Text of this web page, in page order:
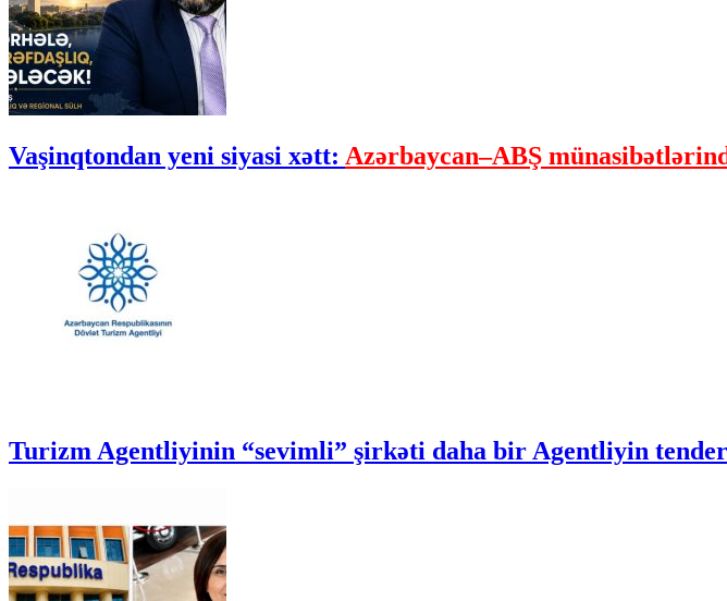
Vaşinqtondan yeni siyasi xətt: Azərbaycan–ABŞ
Turizm Agentliyinin “sevimli” şirkəti daha bir Agentliyin